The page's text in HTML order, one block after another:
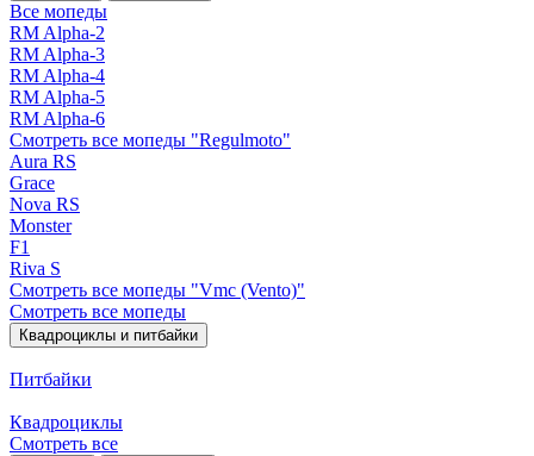
Все мопеды
RM Alpha-2
RM Alpha-3
RM Alpha-4
RM Alpha-5
RM Alpha-6
Смотреть все мопеды "Regulmoto"
Aura RS
Grace
Nova RS
Monster
F1
Riva S
Смотреть все мопеды "Vmc (Vento)"
Смотреть все мопеды
Квадроциклы и питбайки
Питбайки
Квадроциклы
Смотреть все